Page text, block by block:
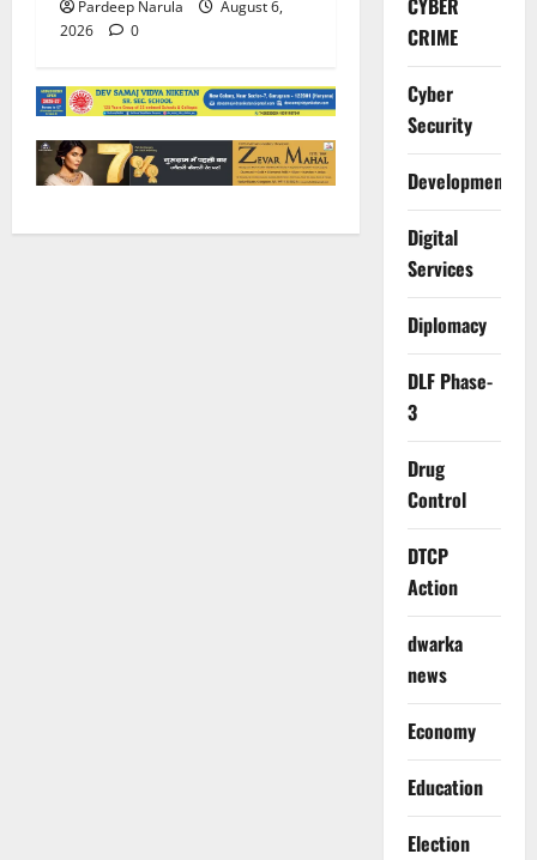
Pardeep Narula
August 6,
2026
0
CYBER
CRIME
Cyber
Security
Development
Digital
Services
Diplomacy
DLF Phase-
3
Drug
Control
DTCP
Action
dwarka
news
Economy
Education
Election